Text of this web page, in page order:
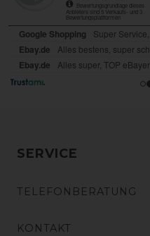
SERVICE
TELEFONBERATUNG
KONTAKT